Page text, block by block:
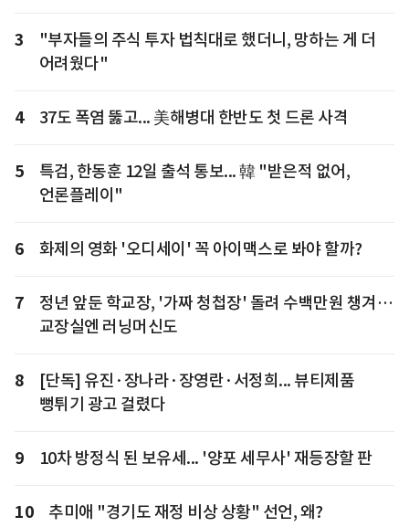
3
"부자들의 주식 투자 법칙대로 했더니, 망하는 게 더
어려웠다"
4 37도 폭염 뚫고... 美해병대 한반도 첫 드론 사격
5
특검, 한동훈 12일 출석 통보... 韓 "받은적 없어,
언론플레이"
6 화제의 영화 '오디세이' 꼭 아이맥스로 봐야 할까?
7
정년 앞둔 학교장, '가짜 청첩장' 돌려 수백만원 챙겨…
교장실엔 러닝머신도
8
[단독] 유진·장나라·장영란·서정희... 뷰티제품
뻥튀기 광고 걸렸다
9 10차 방정식 된 보유세... '양포 세무사' 재등장할 판
10 추미애 "경기도 재정 비상 상황" 선언, 왜?